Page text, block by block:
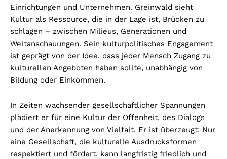
Einrichtungen und Unternehmen. Greinwald sieht
Kultur als Ressource, die in der Lage ist, Brücken zu
schlagen – zwischen Milieus, Generationen und
Weltanschauungen. Sein kulturpolitisches Engagement
ist geprägt von der Idee, dass jeder Mensch Zugang zu
kulturellen Angeboten haben sollte, unabhängig von
Bildung oder Einkommen.
In Zeiten wachsender gesellschaftlicher Spannungen
plädiert er für eine Kultur der Offenheit, des Dialogs
und der Anerkennung von Vielfalt. Er ist überzeugt: Nur
eine Gesellschaft, die kulturelle Ausdrucksformen
respektiert und fördert, kann langfristig friedlich und